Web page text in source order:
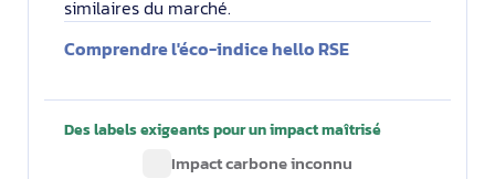
similaires du marché.
Comprendre l'éco-indice hello RSE
Des labels exigeants pour un impact maîtrisé
Impact carbone inconnu